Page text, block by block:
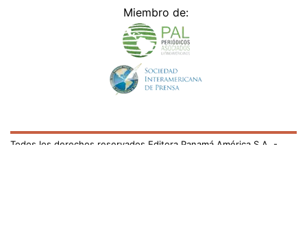
Miembro de:
Todos los derechos reservados Editora Panamá América S.A. -